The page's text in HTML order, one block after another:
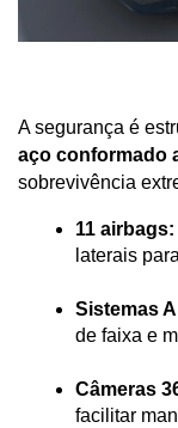
A segurança é
aço conformado
sobrevivência
11 airbags:
laterais
Sistemas
de faixa e
Câmeras
facilitar